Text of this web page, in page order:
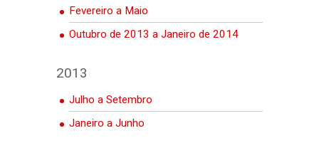
Fevereiro a Maio
Outubro de 2013 a Janeiro de 2014
2013
Julho a Setembro
Janeiro a Junho